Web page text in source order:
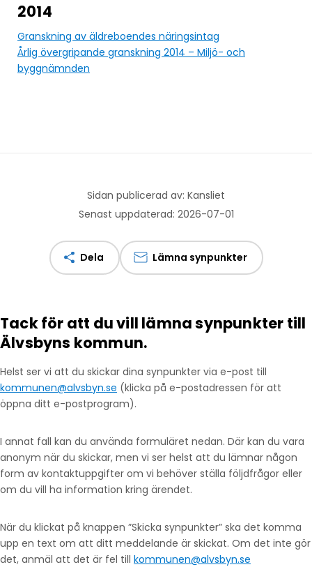
2014
Granskning av äldreboendes näringsintag
Årlig övergripande granskning 2014 – Miljö- och
byggnämnden
Sidan publicerad av: Kansliet
Senast uppdaterad: 2026-07-01
Dela Lämna synpunkter
Tack för att du vill lämna synpunkter till
Älvsbyns kommun.
Helst ser vi att du skickar dina synpunkter via e-post till
kommunen@alvsbyn.se (klicka på e-postadressen för att
öppna ditt e-postprogram).
I annat fall kan du använda formuläret nedan. Där kan du vara
anonym när du skickar, men vi ser helst att du lämnar någon
form av kontaktuppgifter om vi behöver ställa följdfrågor eller
om du vill ha information kring ärendet.
När du klickat på knappen ”Skicka synpunkter” ska det komma
upp en text om att ditt meddelande är skickat. Om det inte gör
det, anmäl att det är fel till kommunen@alvsbyn.se